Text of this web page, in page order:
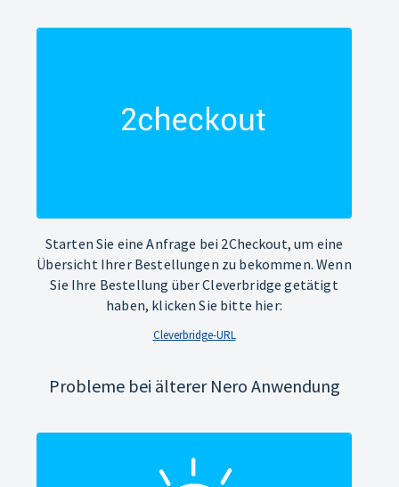
Starten Sie eine Anfrage bei 2Checkout, um eine
Übersicht Ihrer Bestellungen zu bekommen. Wenn
Sie Ihre Bestellung über Cleverbridge getätigt
haben, klicken Sie bitte hier:
Cleverbridge-URL
Probleme bei älterer Nero Anwendung